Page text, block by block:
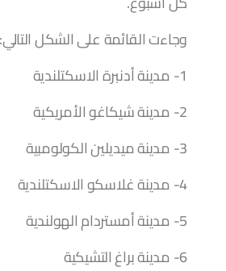
وجاءت القائمة على الشكل التالي:
1- مدينة أدنبرة الاسكتلندية
2- مدينة شيكاغو الأمريكية
3- مدينة ميديلين الكولومبية
4- مدينة غلاسكو الاسكتلندية
5- مدينة أمستردام الهولندية
6- مدينة براغ التشيكية